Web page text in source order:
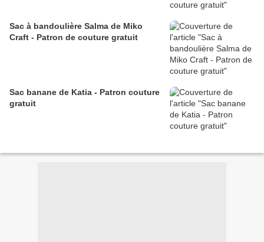
Sac à bandoulière Salma de Miko
Craft - Patron de couture gratuit
Sac banane de Katia - Patron couture
gratuit